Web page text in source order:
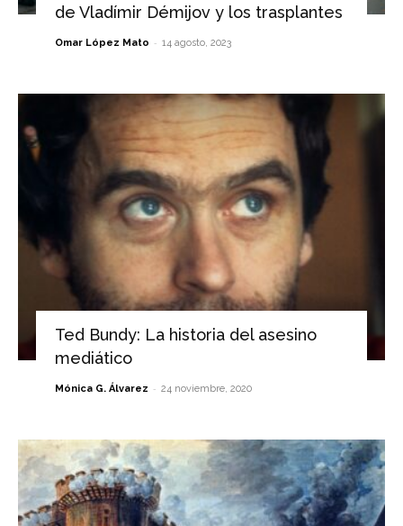
de Vladímir Démijov y los trasplantes
Omar López Mato - 14 agosto, 2023
Ted Bundy: La historia del asesino
mediático
Mónica G. Álvarez - 24 noviembre, 2020